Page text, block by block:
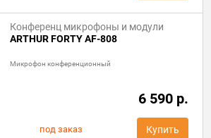
Конференц микрофоны и модули
ARTHUR FORTY AF-808
6 590 р.
Микрофон конференционный
Купить
под заказ